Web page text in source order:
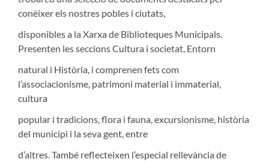
conèixer els nostres pobles i ciutats,
disponibles a la Xarxa de Biblioteques Municipals.
Presenten les seccions Cultura i societat, Entorn
natural i Història, i comprenen fets com
l’associacionisme, patrimoni material i immaterial,
cultura
popular i tradicions, flora i fauna, excursionisme, història
del municipi i la seva gent, entre
d’altres. També reflecteixen l’especial rellevància de